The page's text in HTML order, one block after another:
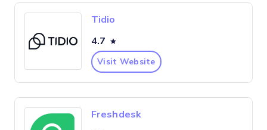
Tidio
4.7
Visit Website
Freshdesk